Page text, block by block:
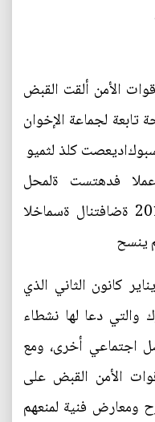
الأمن ألقت القبض
يديران 47 صفحة ‭‭‬‬‬‬تابعة لجماعة الإخوان
المسلمين المحظورة على موقع فيسبوك‭‭ ويمثل ذلك تصعيدا
حلول الذكرى
حكم الرئيس الأسبق
وتحل ذكرى الانتفاضة يوم 25 يناير كانون الثاني الذي
والتي دعا لها نشطاء
اجتماعي أخرى، ومع
الأمن القبض على
ومعارض فنية لمنعهم